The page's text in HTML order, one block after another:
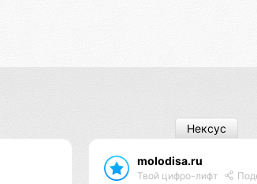
molodisa.ru
Твой цифро-лифт
Нексус